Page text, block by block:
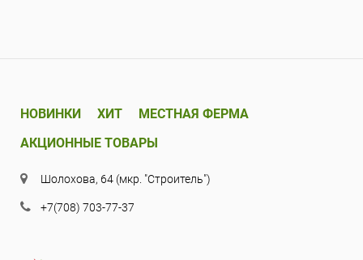
НОВИНКИ ХИТ
МЕСТНАЯ ФЕРМА
АКЦИОННЫЕ ТОВАРЫ
Шолохова, 64 (мкр. "Строитель")
+7(708) 703-77-37